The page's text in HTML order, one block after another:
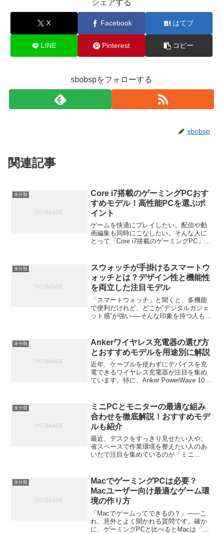
シェアする
X Facebook はてブ
LINE Pinterest コピー
sbobspをフォローする
sbobsp
関連記事
未分類
Core i7搭載のゲーミングPCおす
すめモデル！高性能PCを選ぶポ
イント
ゲームを快適にプレイしたい。配信や動
画編集も同時にこなしたい。そんな人に
とって「Core i7搭載のゲーミングPC」は
実際におすすめできるモデルをわかりや
すく...
未分類
スウォッチが手掛けるスマートウ
ォッチとは？デザイン性と機能性
を両立した注目モデル
「スマートウォッチ」と聞くと、多機能
で便利だけれど、どこか“デジタルガジェ
ット感”が強い──そんな印象を持つ人も多
ウォッチ）」が作るスマートウォッチ
は、少し違いま...
未分類
Ankerワイヤレス充電器の選び方
とおすすめモデルを用途別に解説
近年、ケーブルを使わずにデバイスを充
電できるワイヤレス充電器が注目を集め
ています。特に、Anker PowerWave 10
り、多くのユーザーに支持されていま
す...
未分類
ミニPCとモニターの最適な組み
合わせを徹底解説！おすすめモデ
ルも紹介
最近、デスクをすっきり見せたい人や、
省スペースで作業環境を整えたい人のあ
いだで注目を集めているのが「ミニ
いった疑問を持つ人も多いのではないで
しょうか。この記事では、ミニ...
未分類
MacでゲーミングPCは必要？
Macユーザー向け最適なゲーム環
境の作り方
「Macでゲームってできるの？」——こ
れ、意外とよく聞かれる質問です。確か
に、ゲーミングPCと比べるとMacは「ゲ